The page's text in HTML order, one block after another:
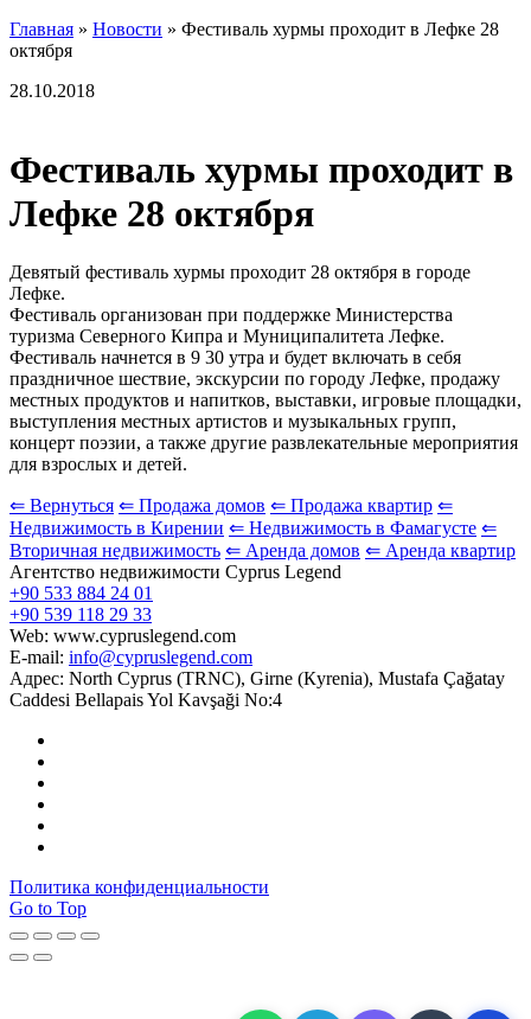
Главная » Новости » Фестиваль хурмы проходит в Лефке 28
октября
28.10.2018
Фестиваль хурмы проходит в
Лефке 28 октября
Девятый фестиваль хурмы проходит 28 октября в городе
Лефке.
Фестиваль организован при поддержке Министерства
туризма Северного Кипра и Муниципалитета Лефке.
Фестиваль начнется в 9 30 утра и будет включать в себя
праздничное шествие, экскурсии по городу Лефке, продажу
местных продуктов и напитков, выставки, игровые площадки,
выступления местных артистов и музыкальных групп,
концерт поэзии, а также другие развлекательные мероприятия
для взрослых и детей.
⇐ Вернуться ⇐ Продажа домов ⇐ Продажа квартир ⇐
Недвижимость в Кирении ⇐ Недвижимость в Фамагусте ⇐
Вторичная недвижимость ⇐ Аренда домов ⇐ Аренда квартир
Агентство недвижимости Cyprus Legend
+90 533 884 24 01
+90 539 118 29 33
Web: www.cypruslegend.com
E-mail: info@cypruslegend.com
Адрес: North Cyprus (ТRNC), Girne (Кyrenia), Mustafa Çağatay
Caddesi Bellapais Yol Kavşaği No:4
Политика конфиденциальности
Go to Top